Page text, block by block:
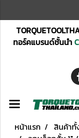
ทอร์คแบรนด์ชั้นนำ
หน้าแรก สินค้า